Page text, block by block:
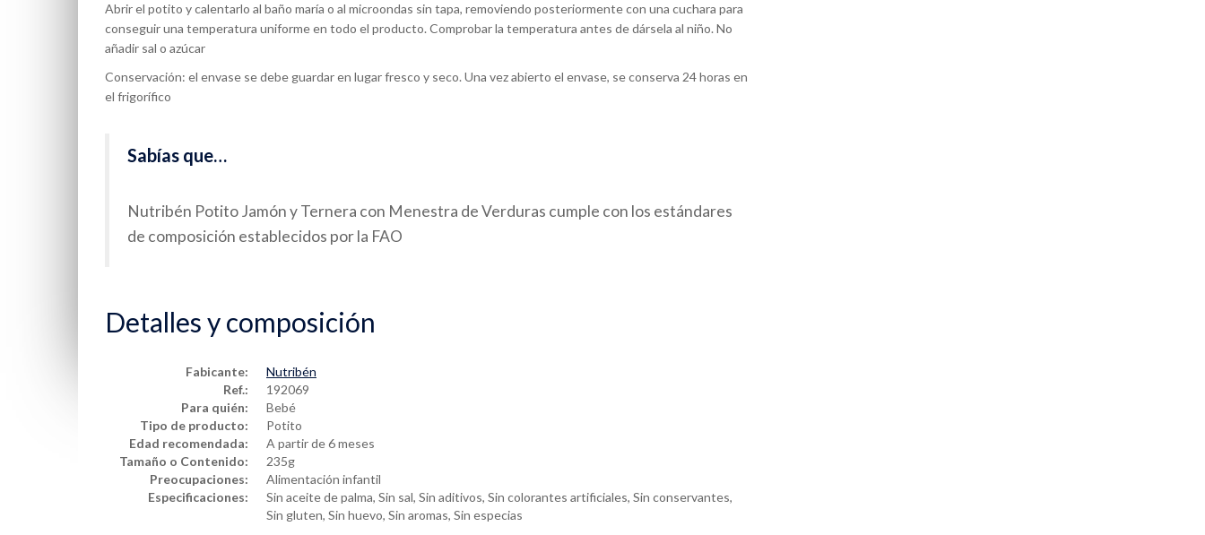
Abrir el potito y calentarlo al baño maría o al microondas sin tapa, removiendo posteriormente con una cuchara para
conseguir una temperatura uniforme en todo el producto. Comprobar la temperatura antes de dársela al niño. No
añadir sal o azúcar
Conservación: el envase se debe guardar en lugar fresco y seco. Una vez abierto el envase, se conserva 24 horas en
el frigorífico
Sabías que…
Nutribén Potito Jamón y Ternera con Menestra de Verduras cumple con los estándares
de composición establecidos por la FAO
Detalles y composición
Fabicante:
Nutribén
Ref.:
192069
Para quién:
Bebé
Tipo de producto:
Potito
Edad recomendada:
A partir de 6 meses
Tamaño o Contenido:
235g
Preocupaciones:
Alimentación infantil
Especificaciones:
Sin aceite de palma, Sin sal, Sin aditivos, Sin colorantes artificiales, Sin conservantes,
Sin gluten, Sin huevo, Sin aromas, Sin especias